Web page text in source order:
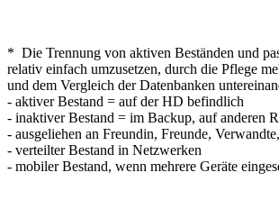
* Die Trennung von aktiven Beständen und
relativ einfach umzusetzen, durch die Pflege
und dem Vergleich der Datenbanken
- aktiver Bestand = auf der HD befindlich
- inaktiver Bestand = im Backup, auf anderen
- ausgeliehen an Freundin, Freunde,
- verteilter Bestand in Netzwerken
- mobiler Bestand, wenn mehrere Geräte